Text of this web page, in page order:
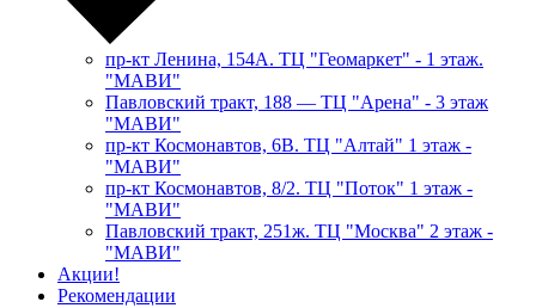
пр-кт Ленина, 154А. ТЦ "Геомаркет" - 1 этаж.
"МАВИ"
​Павловский тракт, 188 — ТЦ "Арена" - 3 этаж
"МАВИ"
пр-кт Космонавтов, 6В. ТЦ "Алтай" 1 этаж -
"МАВИ"
пр-кт Космонавтов, 8/2. ТЦ "Поток" 1 этаж -
"МАВИ"
Павловский тракт, 251ж. ТЦ "Москва" 2 этаж -
"МАВИ"
Акции!
Рекомендации